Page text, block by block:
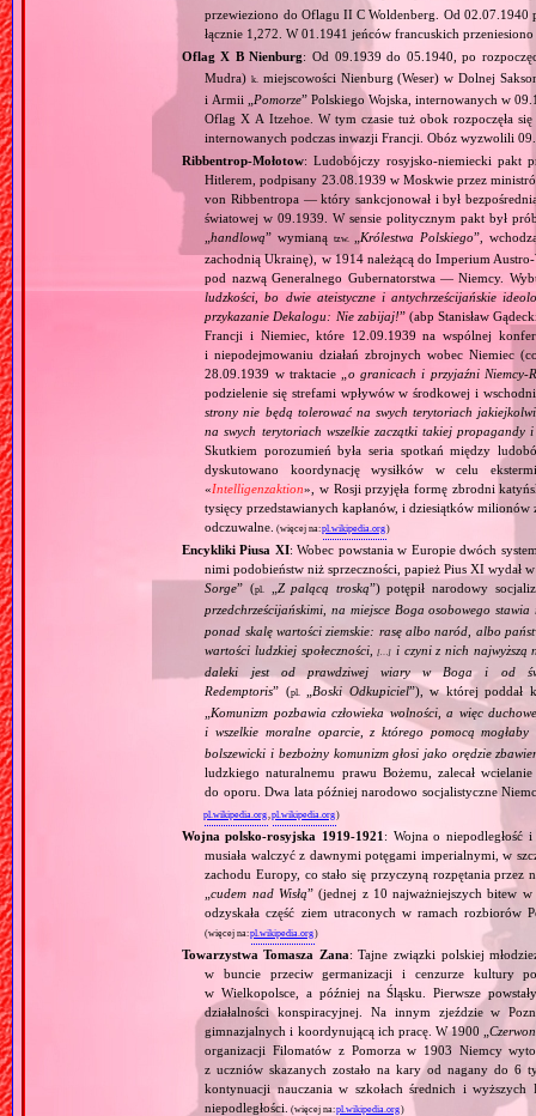
przewieziono do Oflagu II C Woldenberg. Od
łącznie 1,272. W 01.1941 jeńców francuskich
Oflag X B Nienburg: Od 09.1939 do 05.1940, po
Mudra)k. miejscowości Nienburg (Weser) w Dolnej
i Armii „ Pomorze” Polskiego Wojska, internowanych w
Oflag X A Itzehoe. W tym czasie tuż obok rozpoczęła
internowanych podczas inwazji Francji. Obóz wyzwolili
Ribbentrop‐Mołotow: Ludobójczy rosyjsko‐niemiecki pakt
Hitlerem, podpisany 23.08.1939 w Moskwie przez
von Ribbentropa — który sankcjonował i był
światowej w 09.1939. W sensie politycznym pakt był
„handlową” wymianą tzw. Królestwa Polskiego”,
zachodnią Ukrainę), w 1914 należącą do Imperium
pod nazwą Generalnego Gubernatorstwa — Niemcy.
ludzkości, bo dwie ateistyczne i antychrześcijańskie
przykazanie Dekalogu: Nie zabijaj!” (abp Stanisław
Francji i Niemiec, które 12.09.1939 na wspólnej
i niepodejmowaniu działań zbrojnych wobec Niemiec
28.09.1939 w traktacie „ o granicach i przyjaźni
podzielenie się strefami wpływów w środkowej i
strony nie będą tolerować na swych terytoriach
na swych terytoriach wszelkie zaczątki takiej
Skutkiem porozumień była seria spotkań między
dyskutowano koordynację wysiłków w celu
«Intelligenzaktion», w Rosji przyjęła formę zbrodni
tysięcy przedstawianych kapłanów, i dziesiątków
odczuwalne. (więcej na:pl.wikipedia.org)
Encykliki Piusa XI: Wobec powstania w Europie dwóch
nimi podobieństw niż sprzeczności, papież Pius XI
Sorge” (pl. Z palącą troską”) potępił narodowy
przedchrześcijańskimi, na miejsce Boga osobowego
ponad skalę wartości ziemskie: rasę albo naród, albo
wartości ludzkiej społeczności,[…] i czyni z nich najwyższą
daleki jest od prawdziwej wiary w Boga i od
Redemptoris” (pl. Boski Odkupiciel”), w której poddał
Komunizm pozbawia człowieka wolności, a więc
i wszelkie moralne oparcie, z którego pomocą
bolszewicki i bezbożny komunizm głosi jako orędzie
ludzkiego naturalnemu prawu Bożemu, zalecał
do oporu. Dwa lata później narodowo socjalistyczne
pl.wikipedia.org,pl.wikipedia.org)
Wojna polsko‐rosyjska 1919‐1921 : Wojna o niepodległość
musiała walczyć z dawnymi potęgami imperialnymi, w
zachodu Europy, co stało się przyczyną rozpętania
„cudem nad Wisłą” (jednej z 10 najważniejszych bitew
odzyskała część ziem utraconych w ramach
(więcej na:pl.wikipedia.org)
Towarzystwa Tomasza Zana: Tajne związki polskiej
w buncie przeciw germanizacji i cenzurze kultury
w Wielkopolsce, a później na Śląsku. Pierwsze
działalności konspiracyjnej. Na innym zjeździe w
gimnazjalnych i koordynującą ich pracę. W 1900 „
organizacji Filomatów z Pomorza w 1903 Niemcy
z uczniów skazanych zostało na kary od nagany do 6
kontynuacji nauczania w szkołach średnich i
niepodległości.
(więcej na:pl.wikipedia.org)